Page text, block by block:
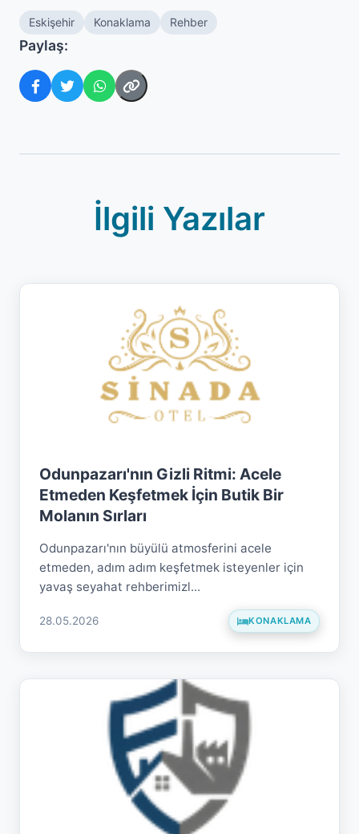
Eskişehir Konaklama Rehber
Paylaş:
İlgili Yazılar
Odunpazarı'nın Gizli Ritmi: Acele
Etmeden Keşfetmek İçin Butik Bir
Molanın Sırları
Odunpazarı'nın büyülü atmosferini acele
etmeden, adım adım keşfetmek isteyenler için
yavaş seyahat rehberimizl...
28.05.2026 KONAKLAMA